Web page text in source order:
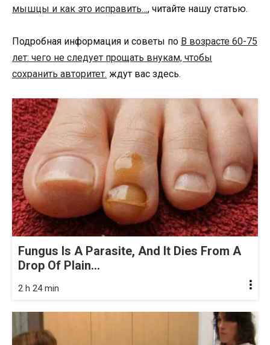
мышцы и как это исправить…, читайте нашу статью.
Подробная информация и советы по В возрасте 60-75
лет: чего не следует прощать внукам, чтобы
сохранить авторитет. ждут вас здесь.
Fungus Is A Parasite, And It Dies From A
Drop Of Plain...
2 h 24 min